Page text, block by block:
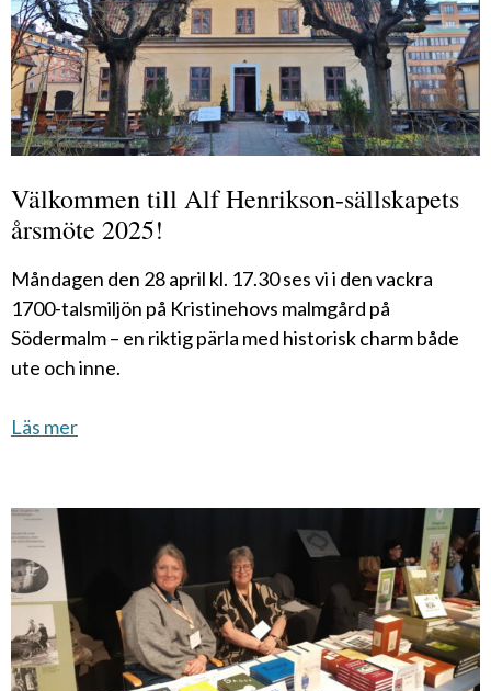
Välkommen till Alf Henrikson-sällskapets
årsmöte 2025!
Måndagen den 28 april kl. 17.30 ses vi i den vackra
1700-talsmiljön på Kristinehovs malmgård på
Södermalm – en riktig pärla med historisk charm både
ute och inne.
Läs mer